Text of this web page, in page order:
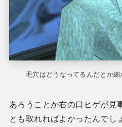
毛穴はどうなってるんだとか
あろうことか右の口ヒゲが見
とも取れればよかったんでし